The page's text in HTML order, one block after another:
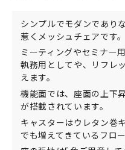
シンプルでモダンであり
惹くメッシュチェアです。
ミーティングやセミナー
執務用としてや、リフレ
えます。
機能面では、座面の上下
が搭載されています。
キャスターはウレタン巻
でも増えてきているフロ